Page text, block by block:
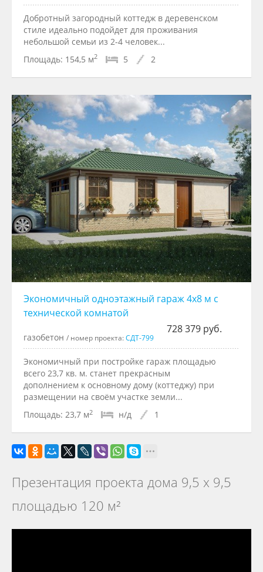
Добротный загородный коттедж в деревенском
стиле идеально подойдет для проживания
небольшой семьи из 2-4 человек...
Площадь: 154,5 м2 5 2
Экономичный одноэтажный гараж 4x8 м с
технической комнатой
728 379 руб.
газобетон / номер проекта:СДТ-799
Экономичный при постройке гараж площадью
всего 23,7 кв. м. станет прекрасным
дополнением к основному дому (коттеджу) при
размещении на своём участке земли...
Площадь: 23,7 м2 н/д 1
Презентация проекта дома 9,5 х 9,5
площадью 120 м²